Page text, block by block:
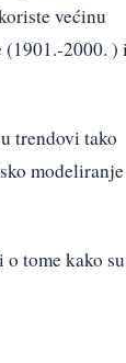
većinu
2000. )
trendovi tako
tome kako su